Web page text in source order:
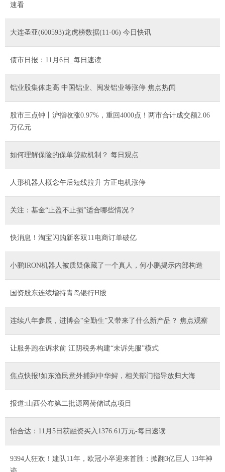
速看
大连圣亚(600593)龙虎榜数据(11-06) 今日快讯
债市日报：11月6日_每日速读
铝业股集体走高 中国铝业、闽发铝业等涨停 焦点热闻
股市三点钟丨沪指收涨0.97%，重回4000点！两市合计成交额2.06
万亿元
如何理解保险的保单贷款机制？ 每日观点
人形机器人概念午后短线拉升 方正电机涨停
关注：基金“止盈不止损”适合哪些情况？
快消息！淘宝闪购新客双11电商订单破亿
小鹏IRON机器人被质疑像藏了一个真人，何小鹏揭示内部构造
国资股东连续增持青岛银行H股
连续八年参展，进博会“全勤生”又带来了什么新产品？ 焦点观察
让服务跑在诉求前 江阴税务构建“未诉先服”模式
焦点快报!如东渔民意外捕到中华鲟，相关部门指导放归大海
报道:山西公布第二批源网荷储试点项目
怡合达：11月5日获融资买入1376.61万元-每日速读
9394人狂欢！建队11年，欧冠小卒迎来首胜：掀翻3亿巨人 13年神